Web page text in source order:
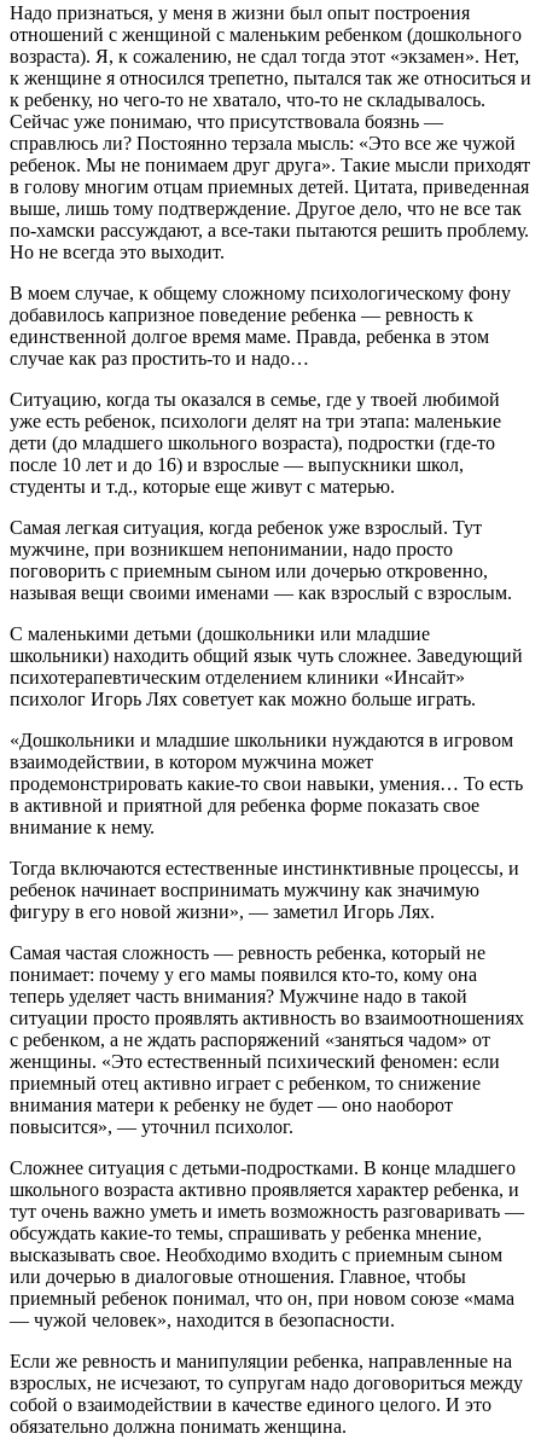
Надо признаться, у меня в жизни был опыт построения
отношений с женщиной с маленьким ребенком (дошкольного
возраста). Я, к сожалению, не сдал тогда этот «экзамен». Нет,
к женщине я относился трепетно, пытался так же относиться и
к ребенку, но чего-то не хватало, что-то не складывалось.
Сейчас уже понимаю, что присутствовала боязнь —
справлюсь ли? Постоянно терзала мысль: «Это все же чужой
ребенок. Мы не понимаем друг друга». Такие мысли приходят
в голову многим отцам приемных детей. Цитата, приведенная
выше, лишь тому подтверждение. Другое дело, что не все так
по-хамски рассуждают, а все-таки пытаются решить проблему.
Но не всегда это выходит.
В моем случае, к общему сложному психологическому фону
добавилось капризное поведение ребенка — ревность к
единственной долгое время маме. Правда, ребенка в этом
случае как раз простить-то и надо…
Ситуацию, когда ты оказался в семье, где у твоей любимой
уже есть ребенок, психологи делят на три этапа: маленькие
дети (до младшего школьного возраста), подростки (где-то
после 10 лет и до 16) и взрослые — выпускники школ,
студенты и т.д., которые еще живут с матерью.
Самая легкая ситуация, когда ребенок уже взрослый. Тут
мужчине, при возникшем непонимании, надо просто
поговорить с приемным сыном или дочерью откровенно,
называя вещи своими именами — как взрослый с взрослым.
С маленькими детьми (дошкольники или младшие
школьники) находить общий язык чуть сложнее. Заведующий
психотерапевтическим отделением клиники «Инсайт»
психолог Игорь Лях советует как можно больше играть.
«Дошкольники и младшие школьники нуждаются в игровом
взаимодействии, в котором мужчина может
продемонстрировать какие-то свои навыки, умения… То есть
в активной и приятной для ребенка форме показать свое
внимание к нему.
Тогда включаются естественные инстинктивные процессы, и
ребенок начинает воспринимать мужчину как значимую
фигуру в его новой жизни», — заметил Игорь Лях.
Самая частая сложность — ревность ребенка, который не
понимает: почему у его мамы появился кто-то, кому она
теперь уделяет часть внимания? Мужчине надо в такой
ситуации просто проявлять активность во взаимоотношениях
с ребенком, а не ждать распоряжений «заняться чадом» от
женщины. «Это естественный психический феномен: если
приемный отец активно играет с ребенком, то снижение
внимания матери к ребенку не будет — оно наоборот
повысится», — уточнил психолог.
Сложнее ситуация с детьми-подростками. В конце младшего
школьного возраста активно проявляется характер ребенка, и
тут очень важно уметь и иметь возможность разговаривать —
обсуждать какие-то темы, спрашивать у ребенка мнение,
высказывать свое. Необходимо входить с приемным сыном
или дочерью в диалоговые отношения. Главное, чтобы
приемный ребенок понимал, что он, при новом союзе «мама
— чужой человек», находится в безопасности.
Если же ревность и манипуляции ребенка, направленные на
взрослых, не исчезают, то супругам надо договориться между
собой о взаимодействии в качестве единого целого. И это
обязательно должна понимать женщина.